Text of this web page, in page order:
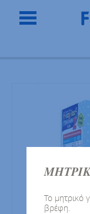
Το μητρικό
βρέφη.